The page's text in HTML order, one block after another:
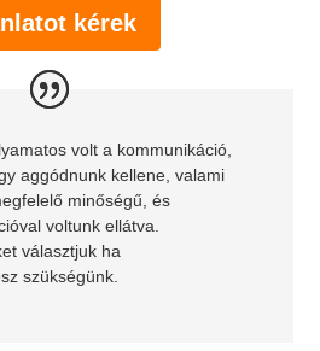
kérek
volt a kommunikáció,
aggódnunk kellene, valami
minőségű, és
voltunk ellátva.
választjuk ha
szükségünk.